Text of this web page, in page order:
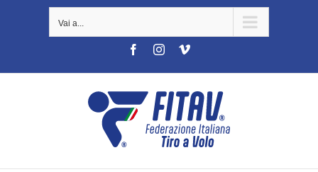
Vai a...
FacebookInstagramVimeo